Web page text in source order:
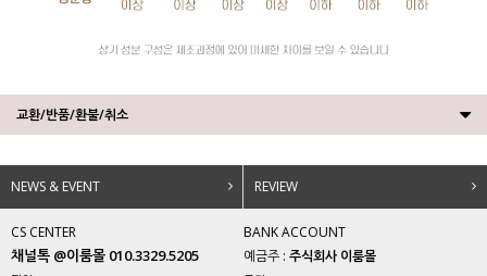
교환/반품/환불/취소
NEWS & EVENT REVIEW
CS CENTER
채널톡 @이룸몰 010.3329.5205
BANK ACCOUNT
예금주 : 주식회사 이룸몰